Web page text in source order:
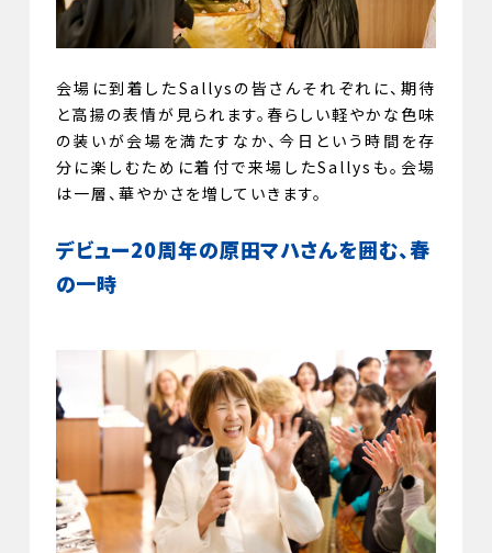
会場に到着したSallysの皆さんそれぞれに、期待
と高揚の表情が見られます。春らしい軽やかな色味
の装いが会場を満たすなか、今日という時間を存
分に楽しむために着付で来場したSallysも。会場
は一層、華やかさを増していきます。
デビュー20周年の原田マハさんを囲む、春
の一時